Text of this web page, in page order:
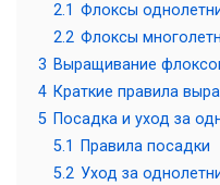
2.1 Флоксы
2.2 Флоксы
3 Выращивание
4 Краткие правила
5 Посадка и уход за
5.1
Правила посадки
5.2 Уход за